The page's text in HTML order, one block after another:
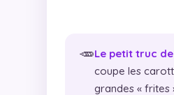
🥕Le petit truc
coupe les
grandes « frites